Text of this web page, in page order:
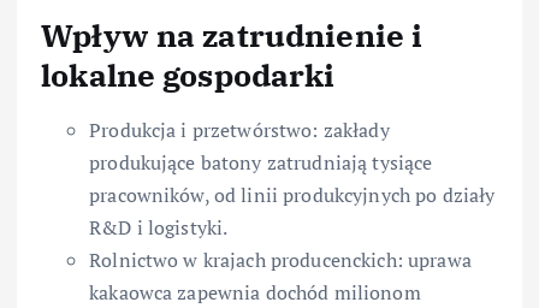
Wpływ na zatrudnienie i
lokalne gospodarki
Produkcja i przetwórstwo: zakłady
produkujące batony zatrudniają tysiące
pracowników, od linii produkcyjnych po działy
R&D i logistyki.
Rolnictwo w krajach producenckich: uprawa
kakaowca zapewnia dochód milionom